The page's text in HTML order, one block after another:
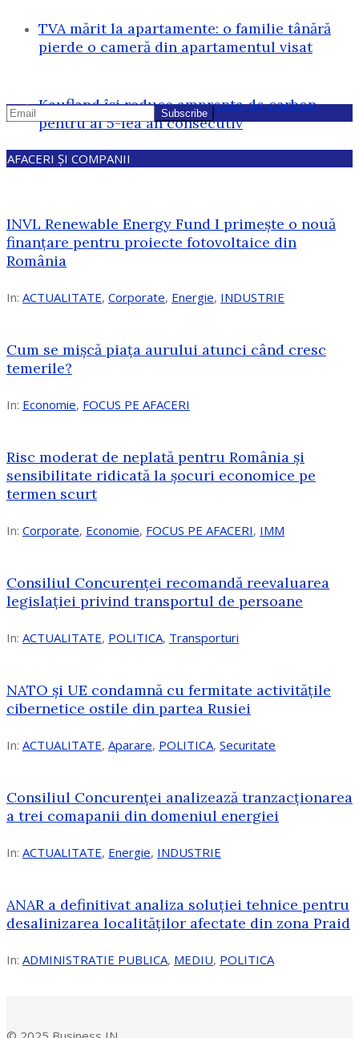
TVA mărit la apartamente: o familie tânără
pierde o cameră din apartamentul visat
Kaufland își reduce amprenta de carbon
pentru al 5-lea an consecutiv
AFACERI ȘI COMPANII
INVL Renewable Energy Fund I primește o nouă
finanțare pentru proiecte fotovoltaice din
România
In: ACTUALITATE, Corporate, Energie, INDUSTRIE
Cum se mișcă piața aurului atunci când cresc
temerile?
In: Economie, FOCUS PE AFACERI
Risc moderat de neplată pentru România și
sensibilitate ridicată la șocuri economice pe
termen scurt
In: Corporate, Economie, FOCUS PE AFACERI, IMM
Consiliul Concurenței recomandă reevaluarea
legislației privind transportul de persoane
In: ACTUALITATE, POLITICA, Transporturi
NATO și UE condamnă cu fermitate activitățile
cibernetice ostile din partea Rusiei
In: ACTUALITATE, Aparare, POLITICA, Securitate
Consiliul Concurenţei analizează tranzacționarea
a trei comapanii din domeniul energiei
In: ACTUALITATE, Energie, INDUSTRIE
ANAR a definitivat analiza soluției tehnice pentru
desalinizarea localităților afectate din zona Praid
In: ADMINISTRATIE PUBLICA, MEDIU, POLITICA